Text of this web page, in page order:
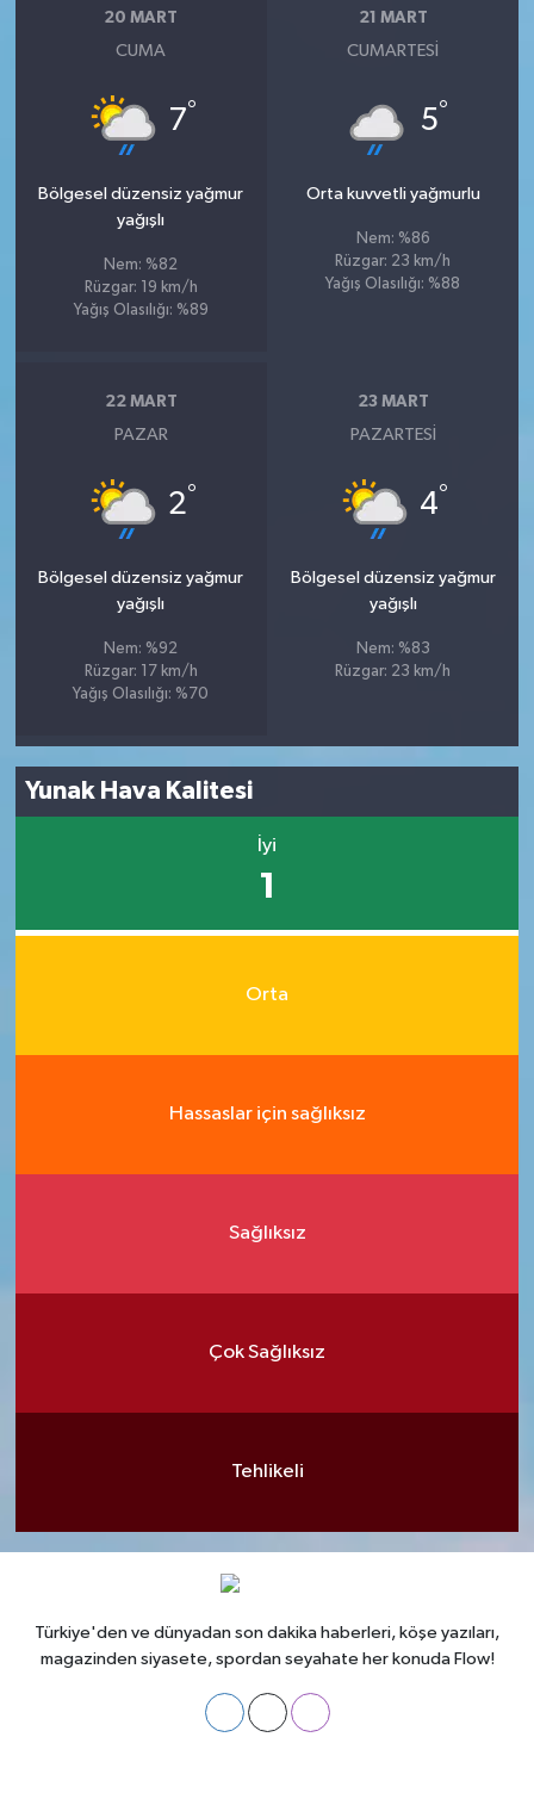
20 MART
CUMA
7°
Bölgesel düzensiz yağmur
yağışlı
Nem: %82
Rüzgar: 19 km/h
Yağış Olasılığı: %89
21 MART
CUMARTESI
5°
Orta kuvvetli yağmurlu
Nem: %86
Rüzgar: 23 km/h
Yağış Olasılığı: %88
22 MART
PAZAR
2°
Bölgesel düzensiz yağmur
yağışlı
Nem: %92
Rüzgar: 17 km/h
Yağış Olasılığı: %70
23 MART
PAZARTESI
4°
Bölgesel düzensiz yağmur
yağışlı
Nem: %83
Rüzgar: 23 km/h
Yunak Hava Kalitesi
İyi
1
Orta
Hassaslar için sağlıksız
Sağlıksız
Çok Sağlıksız
Tehlikeli
Türkiye'den ve dünyadan son dakika haberleri, köşe yazıları,
magazinden siyasete, spordan seyahate her konuda Flow!